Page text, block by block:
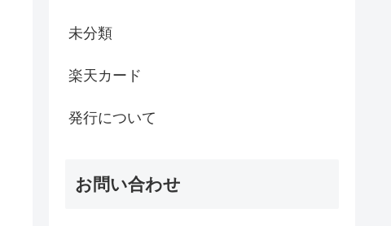
未分類
楽天カード
発行について
お問い合わせ